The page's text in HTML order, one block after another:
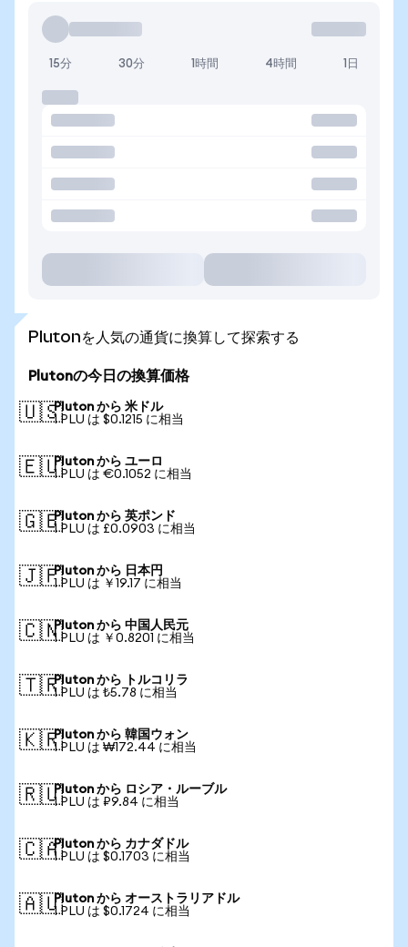
15分 30分 1時間 4時間 1日
Plutonを人気の通貨に換算して探索する
Plutonの今日の換算価格
🇺🇸Pluton から 米ドル
1 PLU は $0.1215 に相当
🇪🇺Pluton から ユーロ
1 PLU は €0.1052 に相当
🇬🇧Pluton から 英ポンド
1 PLU は £0.0903 に相当
🇯🇵Pluton から 日本円
1 PLU は ￥19.17 に相当
🇨🇳Pluton から 中国人民元
1 PLU は ￥0.8201 に相当
🇹🇷Pluton から トルコリラ
1 PLU は ₺5.78 に相当
🇰🇷Pluton から 韓国ウォン
1 PLU は ₩172.44 に相当
🇷🇺Pluton から ロシア・ルーブル
1 PLU は ₽9.84 に相当
🇨🇦Pluton から カナダドル
1 PLU は $0.1703 に相当
🇦🇺Pluton から オーストラリアドル
1 PLU は $0.1724 に相当